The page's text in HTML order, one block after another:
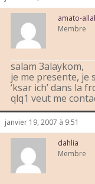
amato-
Membre
salam 3alaykom,
je me presente, je
‘ksar ich’ dans la
qlq1 veut me
janvier 19, 2007 à 9:51
dahlia
Membre